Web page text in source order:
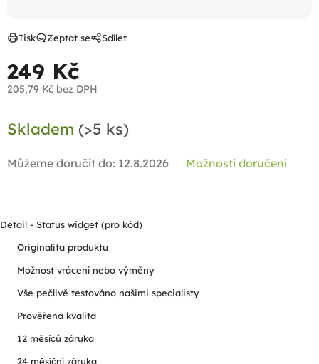
249 Kč
205,79 Kč bez DPH
cena:
Skladem (>5 ks)
Můžeme doručit do: 12.8.2026 Možnosti doručení
Tisk Zeptat se Sdílet
Detail - Status widget (pro kód)
Originalita produktu
Možnost vrácení nebo výměny
Vše pečlivě testováno našimi specialisty
Prověřená kvalita
12 měsíců záruka
24 měsíční záruka